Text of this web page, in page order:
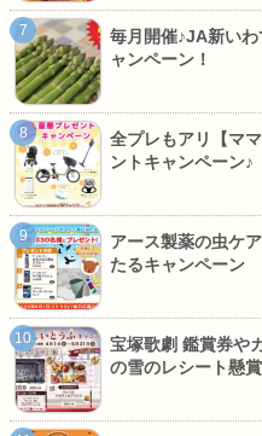
毎月開催♪JA新い
ャンペーン！
全プレもアリ【マ
ントキャンペーン♪
アース製薬の虫ケ
たるキャンペーン
宝塚歌劇 鑑賞券や
の雪のレシート懸賞